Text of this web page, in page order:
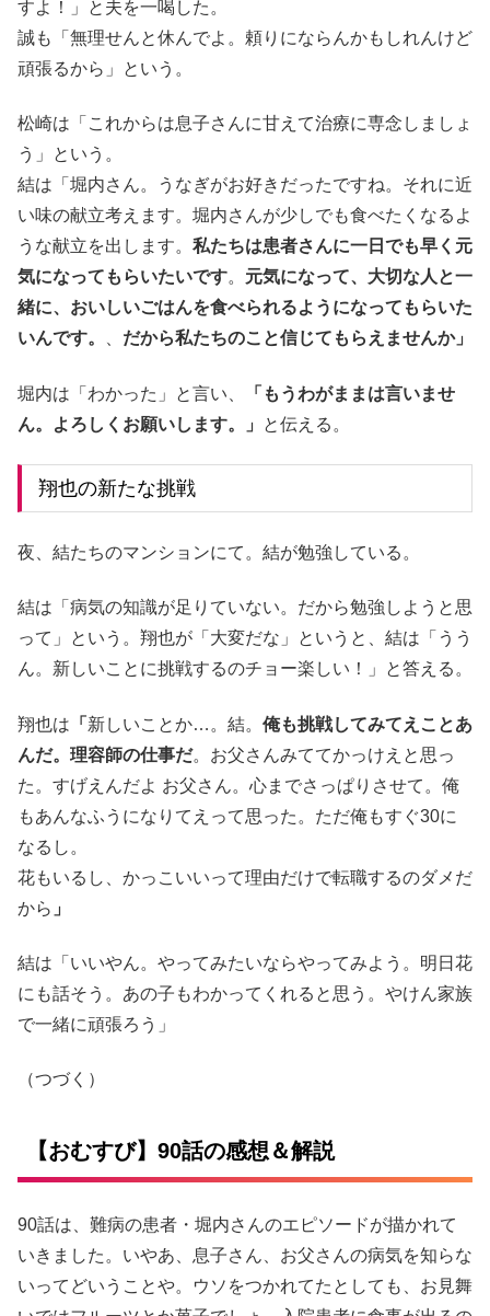
すよ！」と夫を一喝した。
誠も「無理せんと休んでよ。頼りにならんかもしれんけど
頑張るから」という。
松崎は「これからは息子さんに甘えて治療に専念しましょ
う」という。
結は「堀内さん。うなぎがお好きだったですね。それに近
い味の献立考えます。堀内さんが少しでも食べたくなるよ
うな献立を出します。 私たちは患者さんに一日でも早く元
気になってもらいたいです。 元気になって、大切な人と一
緒に、おいしいごはんを食べられるようになってもらいた
いんです。
だから私たちのこと信じてもらえませんか」
堀内は「わかった」と言い、
「もうわがままは言いませ
ん。よろしくお願いします。」
と伝える。
翔也の新たな挑戦
夜、結たちのマンションにて。結が勉強している。
結は「病気の知識が足りていない。だから勉強しようと思
って」という。翔也が「大変だな」というと、結は「うう
ん。新しいことに挑戦するのチョー楽しい！」と答える。
翔也は 「 新しいことか…。結。 俺も挑戦してみてえことあ
んだ。理容師の仕事だ。お父さんみててかっけえと思っ
た。すげえんだよ お父さん。心までさっぱりさせて。俺
もあんなふうになりてえって思った。ただ俺もすぐ30に
なるし。
花もいるし、かっこいいって理由だけで転職するのダメだ
から 」
結は「いいやん。やってみたいならやってみよう。明日花
にも話そう。あの子もわかってくれると思う。やけん家族
で一緒に頑張ろう」
（つづく）
【おむすび】90話の感想＆解説
90話は、難病の患者・堀内さんのエピソードが描かれて
いきました。いやあ、息子さん、お父さんの病気を知らな
いってどいうことや。ウソをつかれてたとしても、お見舞